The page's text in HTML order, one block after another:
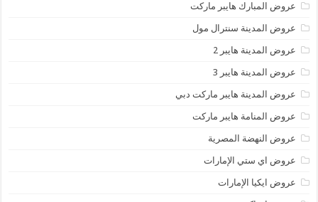
عروض المبارك هايبر ماركت
عروض المدينة سنترال مول
عروض المدينة هايبر 2
عروض المدينة هايبر 3
عروض المدينة هايبر ماركت دبي
عروض المنامة هايبر ماركت
عروض النهضة المصرية
عروض اي ستي الإمارات
عروض ايكيا الإمارات